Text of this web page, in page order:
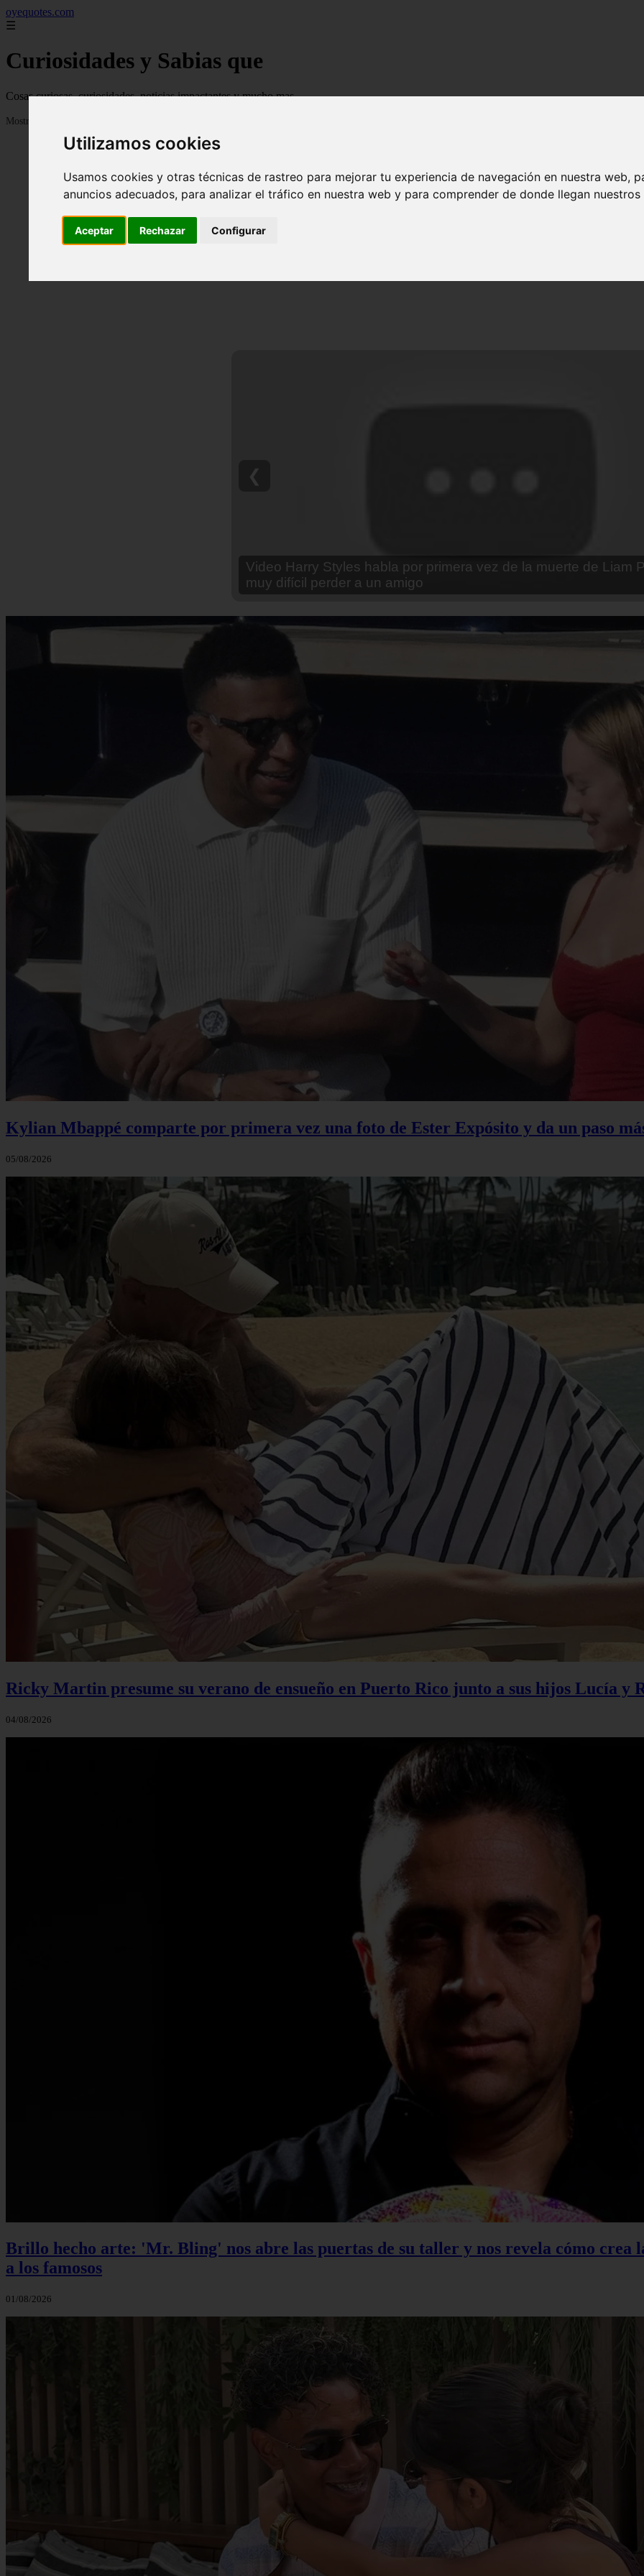
Utilizamos cookies
Usamos cookies y otras técnicas de rastreo para mejorar tu experiencia de navegación en nuestra web,
anuncios adecuados, para analizar el tráfico en nuestra web y para comprender de donde llegan
Aceptar Rechazar Configurar
oyequotes.com
☰
Curiosidades y Sabias que
Cosas curiosas, curiosidades, noticias impactantes y mucho mas
Mostrando 1 - 24 de 2833 artículos
Video Ana Brenda Contreras y la firme promesa que le hizo a
❮
Kylian Mbappé comparte por primera vez una foto de Ester Expósito y da un paso
05/08/2026
Ricky Martin presume su verano de ensueño en Puerto Rico junto a sus hijos Lucía y
04/08/2026
Brillo hecho arte: 'Mr. Bling' nos abre las puertas de su taller y nos revela cómo crea
a los famosos
01/08/2026